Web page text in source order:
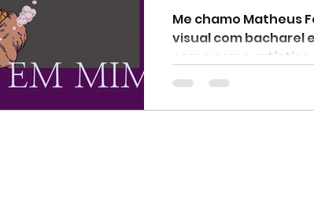
Paulo Cesar Góis
Miranda Coletivo BIL Coletivo
Me chamo Matheus
visual com bacharel
como nome artístico